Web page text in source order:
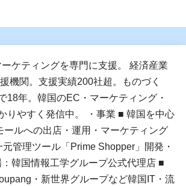
ケティングを専門に支援。 経済産業
機関。支援実績200社超。ものづく
18年。韓国のEC・マーケティング・
りやすく発信中。 ・事業 ■ 韓国を中心
ールへの出店・運用・マーケティング
管理ツール「Prime Shopper」開発・
韓国情報工学グループ公式代理店 ■
・新世界グループなど韓国IT・流